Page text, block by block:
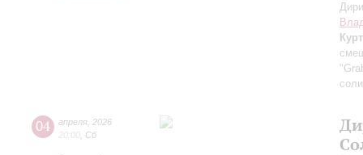
04 апреля 2026
20:00 Сб